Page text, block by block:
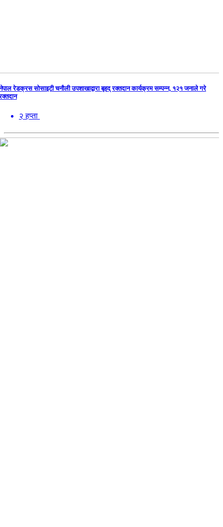
रेडक्रस सोसाइटी चनौली उपशाखाद्वारा बृहद् रक्तदान कार्यक्रम सम्पन्न, १२१ जनाले गरे
२ हप्ता